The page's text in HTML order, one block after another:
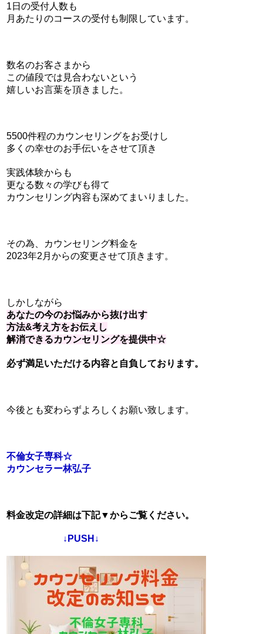
1日の受付人数も
月あたりのコースの受付も制限しています。
数名のお客さまから
この値段では見合わないという
嬉しいお言葉を頂きました。
5500件程のカウンセリングをお受けし
多くの幸せのお手伝いをさせて頂き
実践体験からも
更なる数々の学びも得て
カウンセリング内容も深めてまいりました。
その為、カウンセリング料金を
2023年2月からの変更させて頂きます。
しかしながら
あなたの今のお悩みから抜け出す
方法&考え方をお伝えし
解消できるカウンセリングを提供中☆
必ず満足いただける内容と自負しております。
今後とも変わらずよろしくお願い致します。
不倫女子専科☆
カウンセラー林弘子
料金改定の詳細は下記▼からご覧ください。
↓PUSH↓